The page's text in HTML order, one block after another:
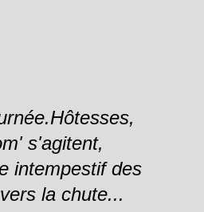
s'agitent,
intempestif des
la chute...